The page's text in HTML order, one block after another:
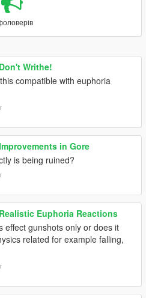
Don't Writhe!
compatible with euphoria
in Gore
is being ruined?
Realistic Euphoria Reactions
effect gunshots only or does it
related for example falling,